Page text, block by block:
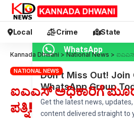
Local Crime State
Kannada Dhwani >National News > ಐಎಎಸ್
NATIONAL NEWS
ಐಎಎಸ್ ಅಧಿಕಾರಿಗೆ
ಪತ್ನಿ!
WhatsApp
Don’t Miss Out! Join
WhatsApp Group
Get the latest news,
content delivered straight to